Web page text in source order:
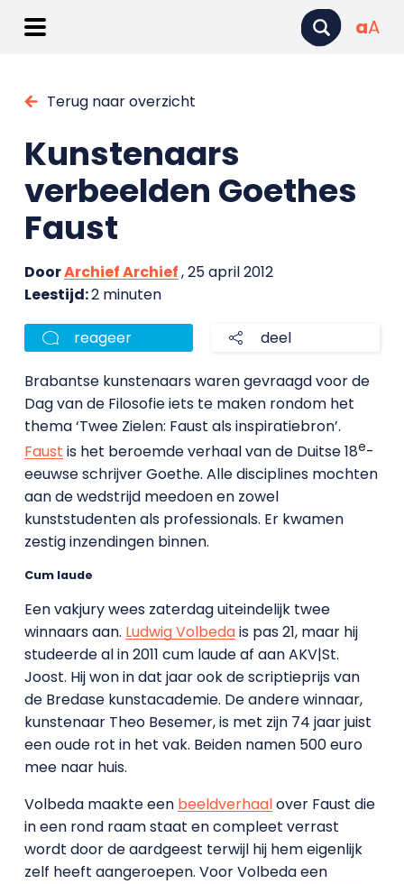
aA
Terug naar overzicht
Kunstenaars
verbeelden Goethes
Faust
DoorArchief Archief, 25 april 2012
Leestijd:2 minuten
reageer deel
Brabantse kunstenaars waren gevraagd voor de
Dag van de Filosofie iets te maken rondom het
thema ‘Twee Zielen: Faust als inspiratiebron’.
Faust is het beroemde verhaal van de Duitse 18e-
eeuwse schrijver Goethe. Alle disciplines mochten
aan de wedstrijd meedoen en zowel
kunststudenten als professionals. Er kwamen
zestig inzendingen binnen.
Cum laude
Een vakjury wees zaterdag uiteindelijk twee
winnaars aan. Ludwig Volbedais pas 21, maar hij
studeerde al in 2011 cum laude af aan AKV|St.
Joost. Hij won in dat jaar ook de scriptieprijs van
de Bredase kunstacademie. De andere winnaar,
kunstenaar Theo Besemer, is met zijn 74 jaar juist
een oude rot in het vak. Beiden namen 500 euro
mee naar huis.
Volbeda maakte een beeldverhaalover Faust die
in een rond raam staat en compleet verrast
wordt door de aardgeest terwijl hij hem eigenlijk
zelf heeft aangeroepen. Voor Volbeda een